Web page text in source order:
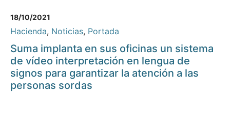
18/10/2021
Hacienda, Noticias, Portada
Suma implanta en sus oficinas un sistema
de vídeo interpretación en lengua de
signos para garantizar la atención a las
personas sordas